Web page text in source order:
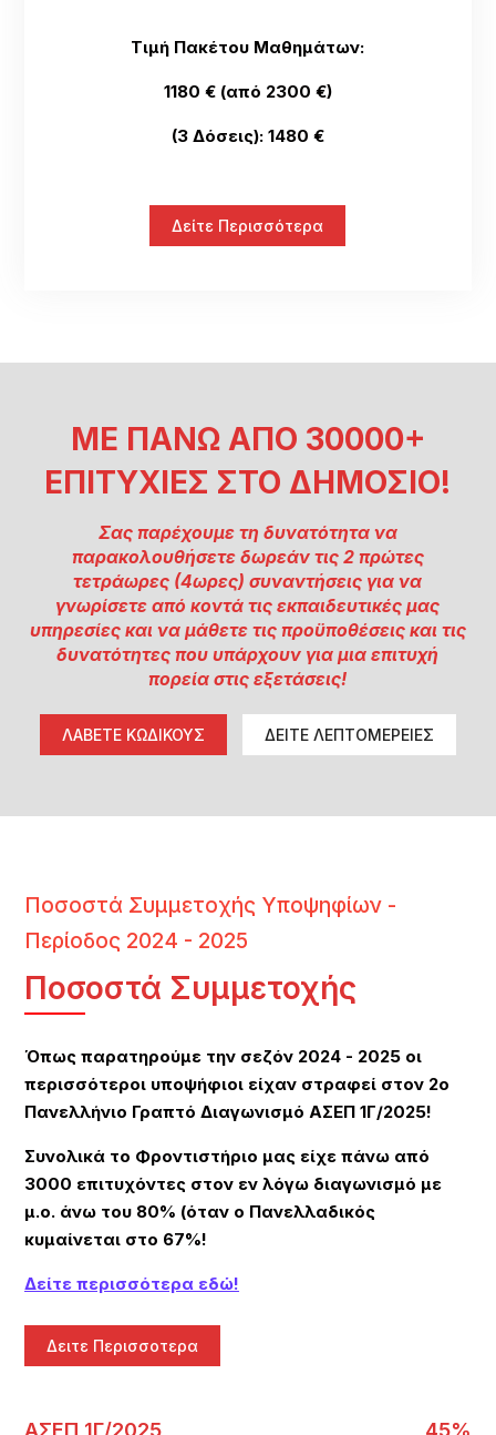
Τιμή Πακέτου Μαθημάτων:
1180 € (από 2300 €)
(3 Δόσεις): 1480 €
Δείτε Περισσότερα
ΜΕ ΠΑΝΩ ΑΠΟ 30000+
ΕΠΙΤΥΧΙΕΣ ΣΤΟ ΔΗΜΟΣΙΟ!
Σας παρέχουμε τη δυνατότητα να
παρακολουθήσετε δωρεάν τις 2 πρώτες
τετράωρες (4ωρες) συναντήσεις για να
γνωρίσετε από κοντά τις εκπαιδευτικές μας
υπηρεσίες και να μάθετε τις προϋποθέσεις και τις
δυνατότητες που υπάρχουν για μια επιτυχή
πορεία στις εξετάσεις!
ΛΑΒΕΤΕ ΚΩΔΙΚΟΥΣ ΔΕΙΤΕ ΛΕΠΤΟΜΕΡΕΙΕΣ
Ποσοστά Συμμετοχής Υποψηφίων -
Περίοδος 2024 - 2025
Ποσοστά Συμμετοχής
Όπως παρατηρούμε την σεζόν 2024 - 2025 οι
περισσότεροι υποψήφιοι είχαν στραφεί στον 2ο
Πανελλήνιο Γραπτό Διαγωνισμό ΑΣΕΠ 1Γ/2025!
Συνολικά το Φροντιστήριο μας είχε πάνω από
3000 επιτυχόντες στον εν λόγω διαγωνισμό με
μ.ο. άνω του 80% (όταν ο Πανελλαδικός
κυμαίνεται στο 67%!
Δείτε περισσότερα εδώ!
Δειτε Περισσοτερα
ΑΣΕΠ 1Γ/2025 45%